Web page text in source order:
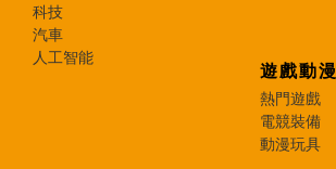
科技
汽車
人工智能
遊戲動漫
熱門遊戲
電競裝備
動漫玩具